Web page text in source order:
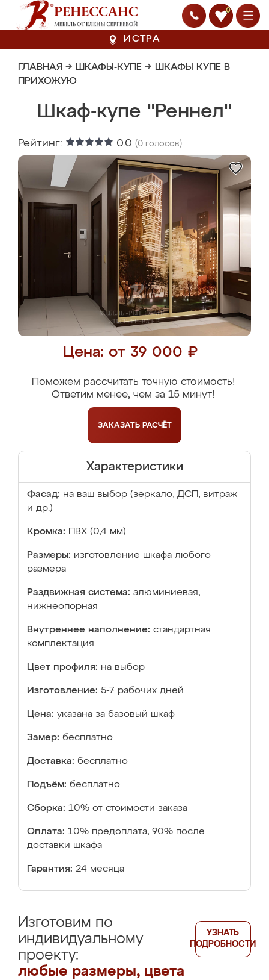
0
ИСТРА
ГЛАВНАЯ → ШКАФЫ-КУПЕ → ШКАФЫ КУПЕ В
ПРИХОЖУЮ
Шкаф-купе "Реннел"
Рейтинг: 0.0 (0 голосов)
Цена: от 39 000 ₽
Поможем рассчитать точную стоимость!
Ответим менее, чем за 15 минут!
ЗАКАЗАТЬ РАСЧЁТ
Характеристики
Фасад: на ваш выбор (зеркало, ДСП, витраж
и др.)
Кромка: ПВХ (0,4 мм)
Размеры: изготовление шкафа любого
размера
Раздвижная система: алюминиевая,
нижнеопорная
Внутреннее наполнение: стандартная
комплектация
Цвет профиля: на выбор
Изготовление: 5-7 рабочих дней
Цена: указана за базовый шкаф
Замер: бесплатно
Доставка: бесплатно
Подъём: бесплатно
Сборка: 10% от стоимости заказа
Оплата: 10% предоплата, 90% после
доставки шкафа
Гарантия: 24 месяца
Изготовим по
индивидуальному
проекту:
любые размеры, цвета
УЗНАТЬ
ПОДРОБНОСТИ